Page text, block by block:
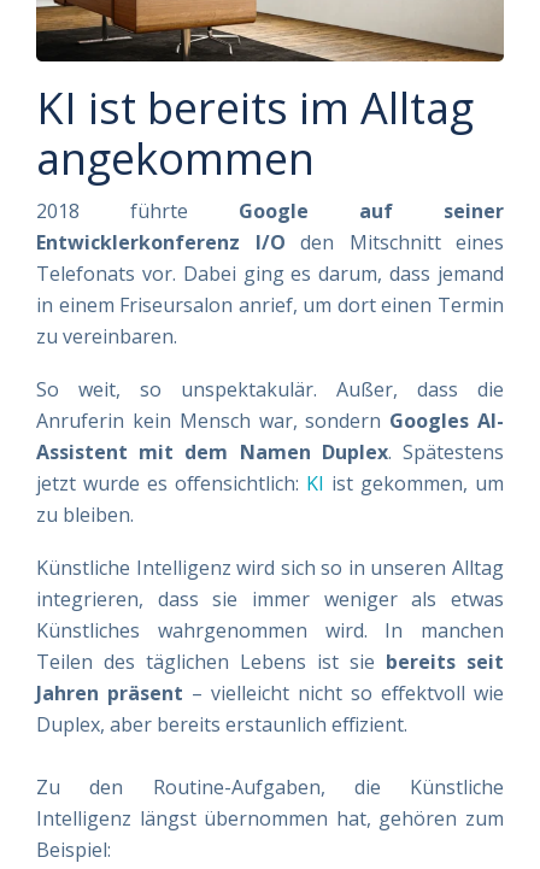
KI ist bereits im Alltag
angekommen
2018 führte Google auf seiner
Entwicklerkonferenz I/O den Mitschnitt eines
Telefonats vor. Dabei ging es darum, dass jemand
in einem Friseursalon anrief, um dort einen Termin
zu vereinbaren.
So weit, so unspektakulär. Außer, dass die
Anruferin kein Mensch war, sondern Googles AI-
Assistent mit dem Namen Duplex. Spätestens
jetzt wurde es offensichtlich: KI ist gekommen, um
zu bleiben.
Künstliche Intelligenz wird sich so in unseren Alltag
integrieren, dass sie immer weniger als etwas
Künstliches wahrgenommen wird. In manchen
Teilen des täglichen Lebens ist sie bereits seit
Jahren präsent – vielleicht nicht so effektvoll wie
Duplex, aber bereits erstaunlich effizient.
Zu den Routine-Aufgaben, die Künstliche
Intelligenz längst übernommen hat, gehören zum
Beispiel: